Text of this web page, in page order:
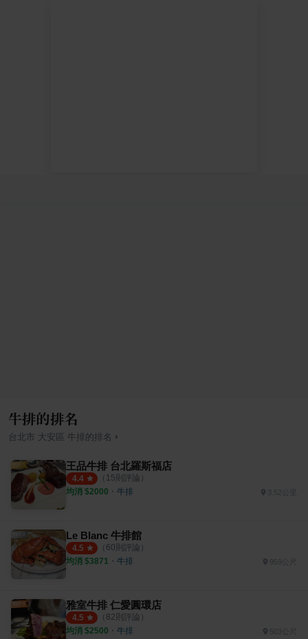
牛排的排名
台北市 大安區 牛排 的排名 ›
王品牛排 台北羅斯福店
4.4 （ 15則評論）
均消 $2000 ・ 牛排 3.52公里
Le Blanc 牛排館
4.5 （ 60則評論）
均消 $3871 ・ 牛排 959公尺
雅室牛排 仁愛圓環店
4.5 （ 82則評論）
均消 $2500 ・ 牛排 503公尺